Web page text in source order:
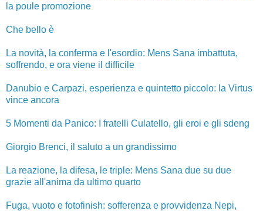
la poule promozione
Che bello è
La novità, la conferma e l'esordio: Mens Sana imbattuta,
soffrendo, e ora viene il difficile
Danubio e Carpazi, esperienza e quintetto piccolo: la Virtus
vince ancora
5 Momenti da Panico: I fratelli Culatello, gli eroi e gli sdeng
Giorgio Brenci, il saluto a un grandissimo
La reazione, la difesa, le triple: Mens Sana due su due
grazie all'anima da ultimo quarto
Fuga, vuoto e fotofinish: sofferenza e provvidenza Nepi,